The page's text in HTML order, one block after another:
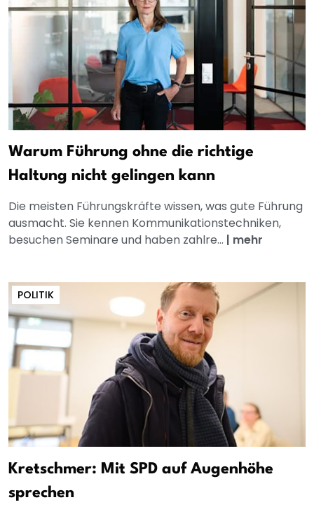
Warum Führung ohne die richtige
Haltung nicht gelingen kann
Die meisten Führungskräfte wissen, was gute Führung
ausmacht. Sie kennen Kommunikationstechniken,
besuchen Seminare und haben zahlre... | mehr
POLITIK
Kretschmer: Mit SPD auf Augenhöhe
sprechen